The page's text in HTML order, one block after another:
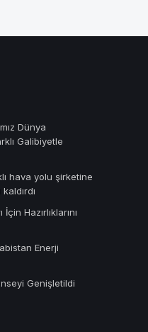
Dünya
Galibiyetle
hava yolu şirketine
Hazırlıklarını
Enerji
Genişletildi